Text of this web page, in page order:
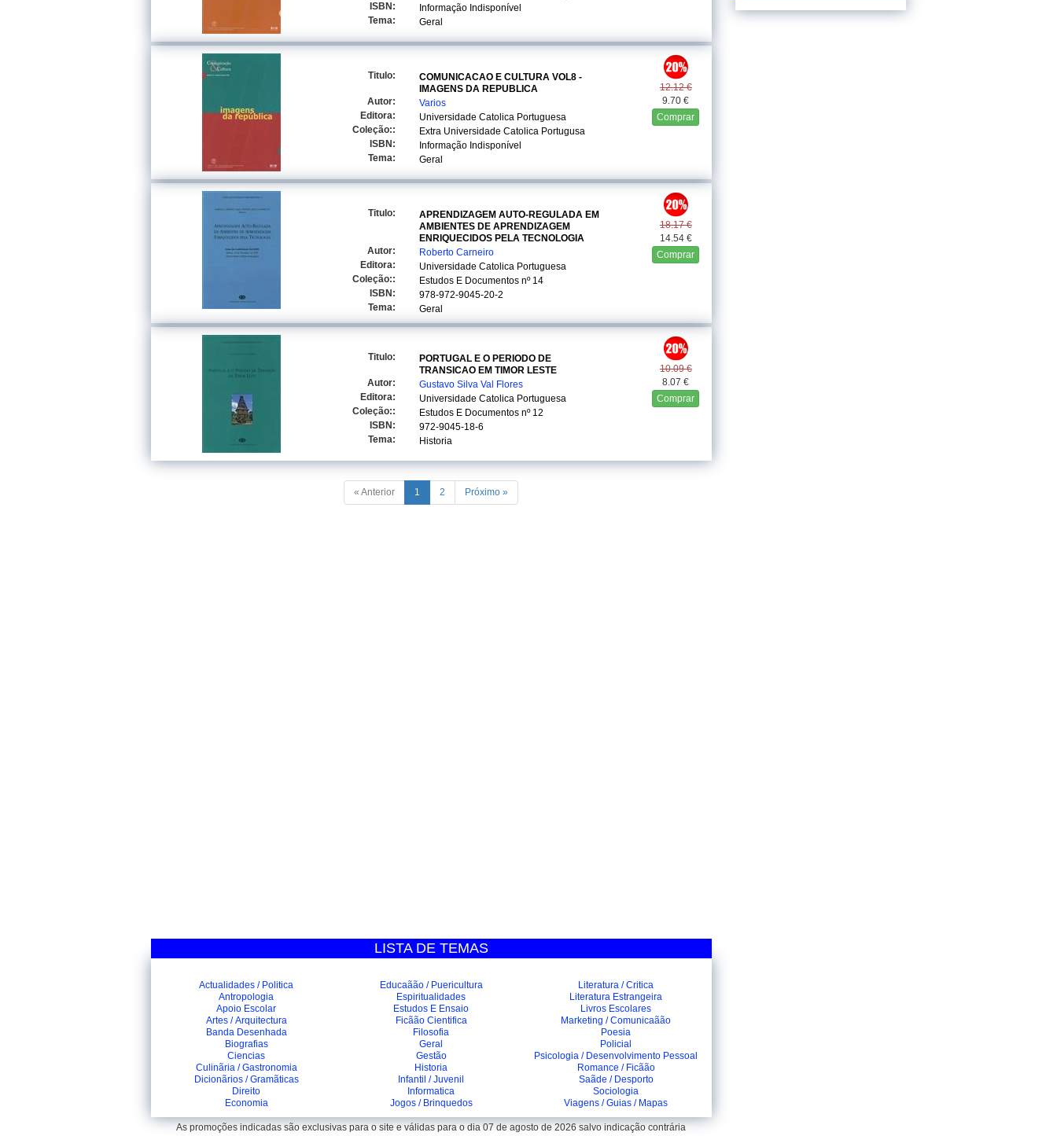
ISBN:
Informação Indisponível
Tema:
Geral
12.12 €
9.70 €
Comprar
Titulo:
COMUNICACAO E CULTURA VOL8 -
IMAGENS DA REPUBLICA
Autor:
Varios
Editora:
Universidade Catolica Portuguesa
Coleção::
Extra Universidade Catolica Portugusa
ISBN:
Informação Indisponível
Tema:
Geral
18.17 €
14.54 €
Comprar
Titulo:
APRENDIZAGEM AUTO-REGULADA EM
AMBIENTES DE APRENDIZAGEM
ENRIQUECIDOS PELA TECNOLOGIA
Autor:
Roberto Carneiro
Editora:
Universidade Catolica Portuguesa
Coleção::
Estudos E Documentos nº 14
ISBN:
978-972-9045-20-2
Tema:
Geral
10.09 €
8.07 €
Comprar
Titulo:
PORTUGAL E O PERIODO DE
TRANSICAO EM TIMOR LESTE
Autor:
Gustavo Silva Val Flores
Editora:
Universidade Catolica Portuguesa
Coleção::
Estudos E Documentos nº 12
ISBN:
972-9045-18-6
Tema:
Historia
« Anterior 1 2 Próximo »
LISTA DE TEMAS
Actualidades / Politica
Antropologia
Apoio Escolar
Artes / Arquitectura
Banda Desenhada
Biografias
Ciencias
Culinãria / Gastronomia
Dicionãrios / Gramãticas
Direito
Economia
Educaãão / Puericultura
Espiritualidades
Estudos E Ensaio
Ficãão Cientifica
Filosofia
Geral
Gestão
Historia
Infantil / Juvenil
Informatica
Jogos / Brinquedos
Literatura / Critica
Literatura Estrangeira
Livros Escolares
Marketing / Comunicaãão
Poesia
Policial
Psicologia / Desenvolvimento Pessoal
Romance / Ficãão
Saãde / Desporto
Sociologia
Viagens / Guias / Mapas
As promoções indicadas são exclusivas para o site e válidas para o dia 07 de agosto de 2026 salvo indicação contrária